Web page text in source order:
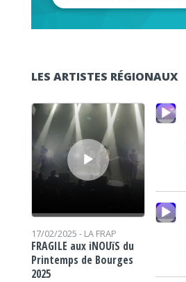
LES ARTISTES RÉGIONAUX
Lecteur audio
17/02/2025 - LA FRAP
FRAGILE aux iNOUïS du
Printemps de Bourges
2025
Lecteur audio
Lecteur audio